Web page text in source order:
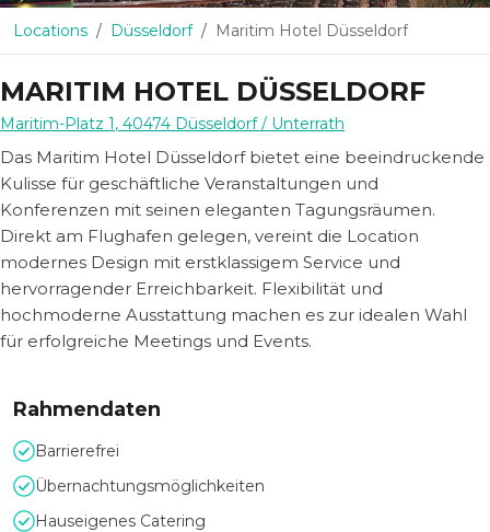
Locations Düsseldorf Maritim Hotel Düsseldorf
MARITIM HOTEL DÜSSELDORF
Maritim-Platz 1, 40474 Düsseldorf/ Unterrath
Das Maritim Hotel Düsseldorf bietet eine beeindruckende
Kulisse für geschäftliche Veranstaltungen und
Konferenzen mit seinen eleganten Tagungsräumen.
Direkt am Flughafen gelegen, vereint die Location
modernes Design mit erstklassigem Service und
hervorragender Erreichbarkeit. Flexibilität und
hochmoderne Ausstattung machen es zur idealen Wahl
für erfolgreiche Meetings und Events.
Rahmendaten
Barrierefrei
Übernachtungsmöglichkeiten
Hauseigenes Catering